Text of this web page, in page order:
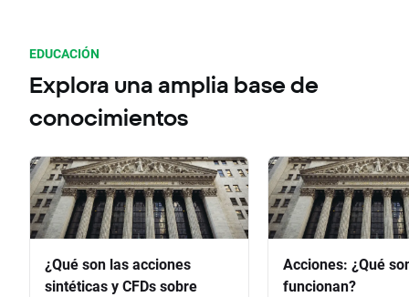
EDUCACIÓN
Explora una amplia base de
conocimientos
¿Qué son las acciones
sintéticas y CFDs sobre
Acciones: ¿Qué
funcionan?